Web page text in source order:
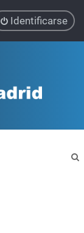
Identificarse